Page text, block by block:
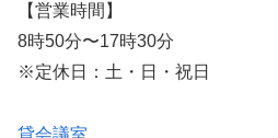
【営業時間】
8時50分〜17時30分
※定休日：土・日・祝日